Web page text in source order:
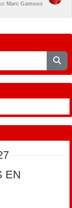
Marc Gamous
EN